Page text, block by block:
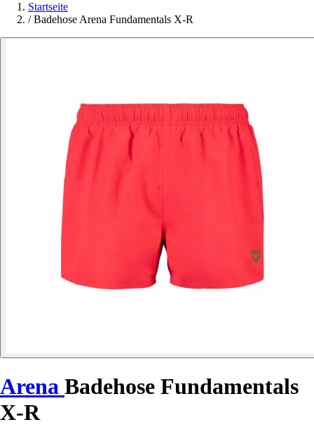
Startseite
/ Badehose Arena Fundamentals X-R
Arena Badehose Fundamentals
X-R